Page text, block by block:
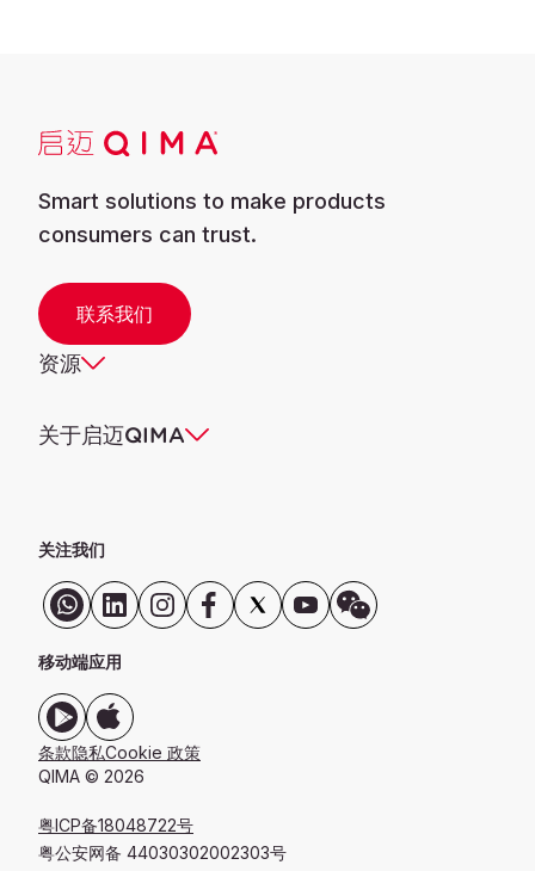
Smart solutions to make products
consumers can trust.
联系我们
资源
关于启迈QIMA
关注我们
移动端应用
条款隐私Cookie 政策
QIMA © 2026
粤ICP备18048722号
粤公安网备 44030302002303号